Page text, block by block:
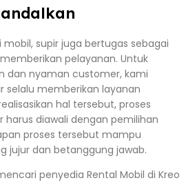
supir juga bertugas sebagai
pelayanan. Untuk
dan nyaman customer, kami
selalu memberikan layanan
hal tersebut, proses
harus diawali dengan pemilihan
proses tersebut mampu
jujur dan betanggung jawab.
penyedia Rental Mobil di Kreo